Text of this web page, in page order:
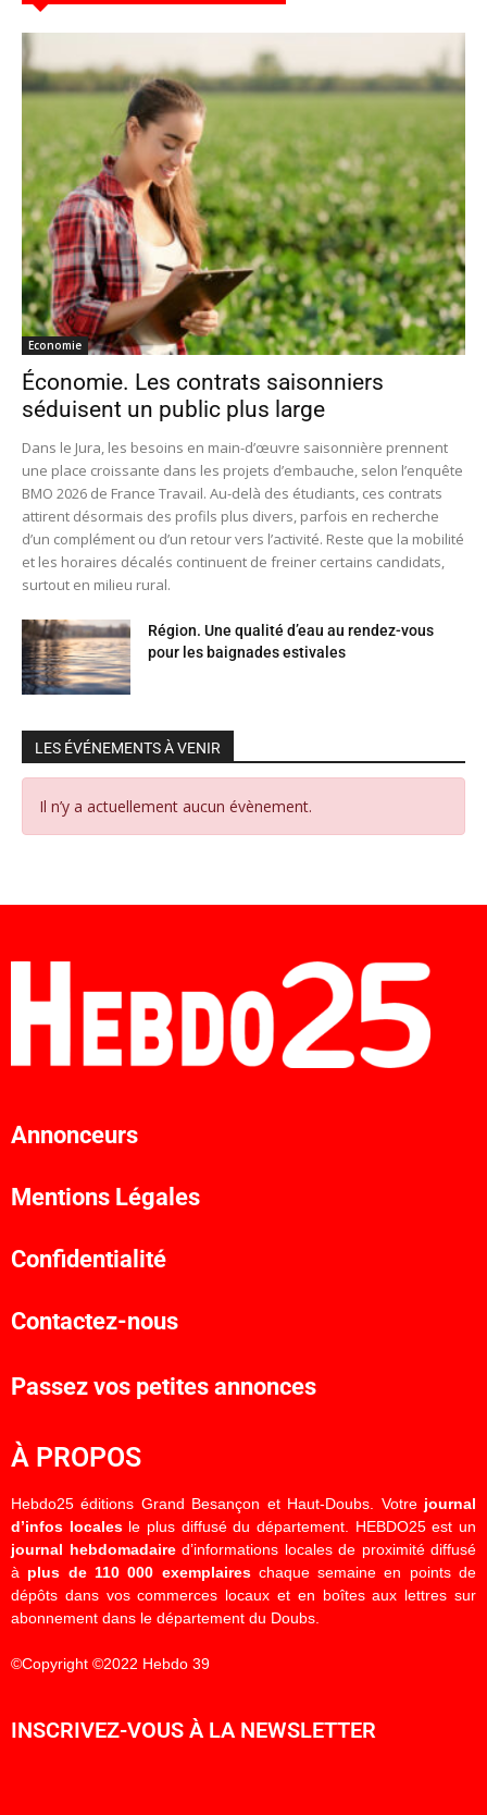
Economie
Économie. Les contrats saisonniers
séduisent un public plus large
Dans le Jura, les besoins en main-d’œuvre saisonnière prennent
une place croissante dans les projets d’embauche, selon l’enquête
BMO 2026 de France Travail. Au-delà des étudiants, ces contrats
attirent désormais des profils plus divers, parfois en recherche
d’un complément ou d’un retour vers l’activité. Reste que la mobilité
et les horaires décalés continuent de freiner certains candidats,
surtout en milieu rural.
Région. Une qualité d’eau au rendez-vous
pour les baignades estivales
LES ÉVÉNEMENTS À VENIR
Il n’y a actuellement aucun évènement.
Annonceurs
Mentions Légales
Confidentialité
Contactez-nous
Passez vos petites annonces
À PROPOS
Hebdo25 éditions Grand Besançon et Haut-Doubs. Votre journal
d’infos localesle plus diffusé du département. HEBDO25 est un
journal hebdomadaired’informations locales de proximité diffusé
à plus de 110 000 exemplaireschaque semaine en points de
dépôts dans vos commerces locaux et en boîtes aux lettres sur
abonnement dans le département du Doubs.
©Copyright ©2022 Hebdo 39
INSCRIVEZ-VOUS À LA NEWSLETTER